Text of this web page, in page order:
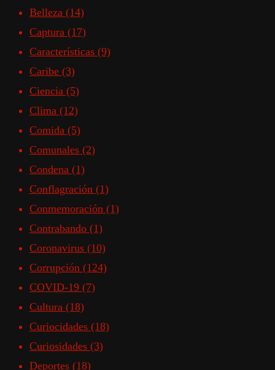
Belleza (14)
Captura (17)
Características (9)
Caribe (3)
Ciencia (5)
Clima (12)
Comida (5)
Comunales (2)
Condena (1)
Conflagración (1)
Conmemoración (1)
Contrabando (1)
Coronavirus (10)
Corrupción (124)
COVID-19 (7)
Cultura (18)
Curiocidades (18)
Curiosidades (3)
Deportes (18)